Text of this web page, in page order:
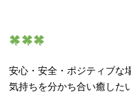
安心・安全・ポジティブな
気持ちを分かち合い癒した